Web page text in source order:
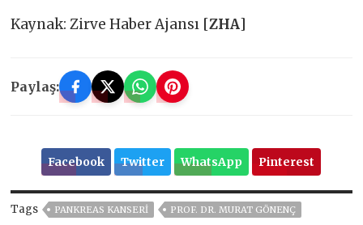
Kaynak: Zirve Haber Ajansı [ZHA]
Paylaş:
Facebook Twitter WhatsApp Pinterest
Tags PANKREAS KANSERI PROF. DR. MURAT GÖNENÇ